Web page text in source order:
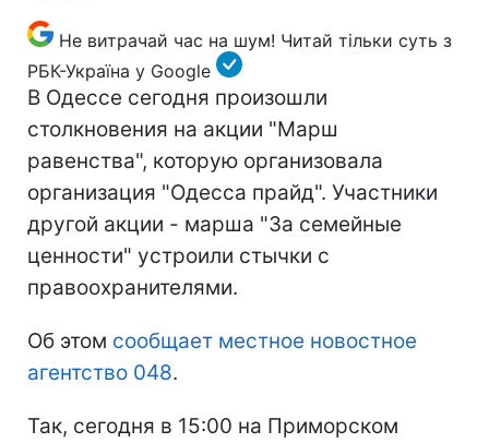
Не витрачай час на шум! Читай тільки суть з
РБК-Україна у Google
В Одессе сегодня произошли
столкновения на акции "Марш
равенства", которую организовала
организация "Одесса прайд". Участники
другой акции - марша "За семейные
ценности" устроили стычки с
правоохранителями.
Об этом сообщает местное новостное
агентство 048.
Так, сегодня в 15:00 на Приморском